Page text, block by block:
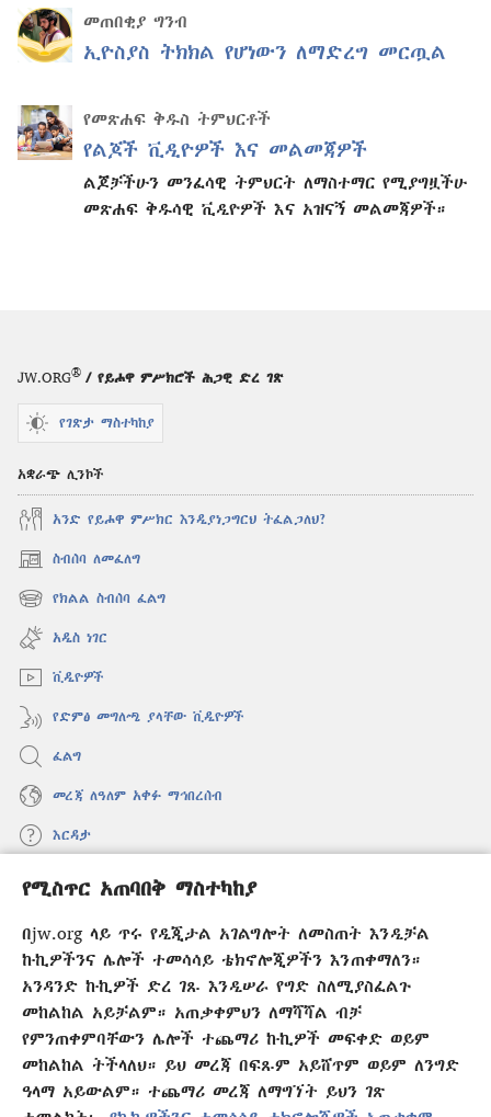
የሚስጥር አጠባበቅ ማስተካከያ
በjw.org ላይ ጥሩ የዲጂታል አገልግሎት ለመስጠት እንዲቻል
ኩኪዎችንና ሌሎች ተመሳሳይ ቴክኖሎጂዎችን እንጠቀማለን።
አንዳንድ ኩኪዎች ድረ ገጹ እንዲሠራ የግድ ስለሚያስፈልጉ
መከልከል አይቻልም። አጠቃቀምህን ለማሻሻል ብቻ
የምንጠቀምባቸውን ሌሎች ተጨማሪ ኩኪዎች መፍቀድ ወይም
መከልከል ትችላለህ። ይህ መረጃ በፍጹም አይሸጥም ወይም ለንግድ
ዓላማ አይውልም። ተጨማሪ መረጃ ለማግኘት ይህን ገጽ
መጠበቂያ ግንብ
ኢዮስያስ ትክክል የሆነውን ለማድረግ መርጧል
የመጽሐፍ ቅዱስ ትምህርቶች
የልጆች ቪዲዮዎች እና መልመጃዎች
ልጆቻችሁን መንፈሳዊ ትምህርት ለማስተማር የሚያግዟችሁ
መጽሐፍ ቅዱሳዊ ቪዲዮዎች እና አዝናኝ መልመጃዎች።
JW.ORG® / የይሖዋ ምሥክሮች ሕጋዊ ድረ ገጽ
የገጽታ ማስተካከያ
አቋራጭ ሊንኮች
አንድ የይሖዋ ምሥክር እንዲያነጋግርህ ትፈልጋለህ?
ስብሰባ ለመፈለግ
(አዲስ
ዊንዶው
ክፈት)
የክልል ስብሰባ ፈልግ
(አዲስ
ዊንዶው
ክፈት)
አዲስ ነገር
ቪዲዮዎች
የድምፅ መግለጫ ያላቸው ቪዲዮዎች
ፈልግ
መረጃ ለዓለም አቀፉ ማኅበረሰብ
እርዳታ
መዋጮዎች
(አዲስ
ክፈት)
የመጠበቂያ ግንብ የኢንተርኔት ቤተ መጻሕፍት
(አዲስ
ዊንዶው
®
(አዲስ
ዊንዶው
®